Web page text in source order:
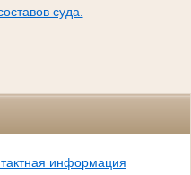
суда.
информация